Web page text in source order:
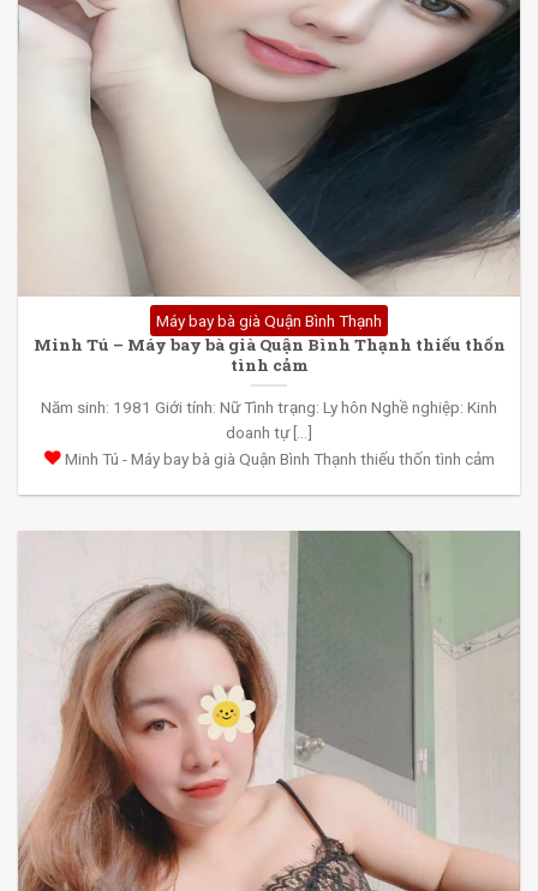
Máy bay bà già Quận Bình Thạnh
Minh Tú – Máy bay bà già Quận Bình Thạnh thiếu thốn
tình cảm
Năm sinh: 1981 Giới tính: Nữ Tình trạng: Ly hôn Nghề nghiệp: Kinh
doanh tự [...]
Minh Tú - Máy bay bà già Quận Bình Thạnh thiếu thốn tình cảm